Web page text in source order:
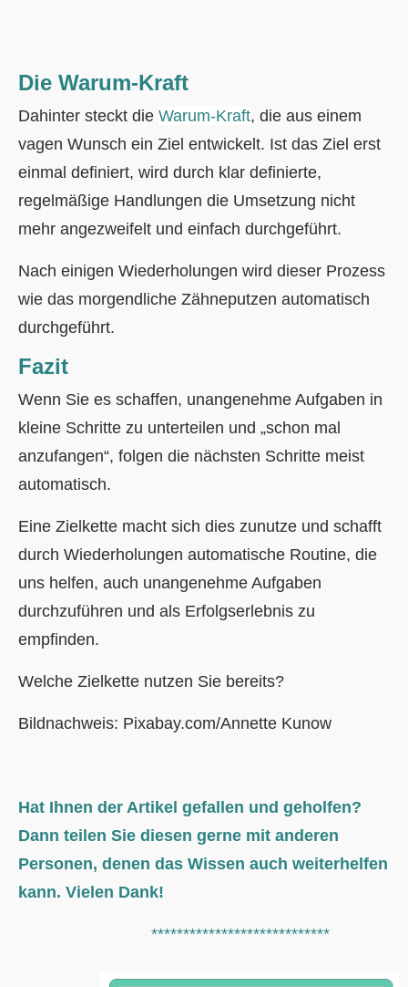
Die Warum-Kraft
Dahinter steckt die Warum-Kraft, die aus einem
vagen Wunsch ein Ziel entwickelt. Ist das Ziel erst
einmal definiert, wird durch klar definierte,
regelmäßige Handlungen die Umsetzung nicht
mehr angezweifelt und einfach durchgeführt.
Nach einigen Wiederholungen wird dieser Prozess
wie das morgendliche Zähneputzen automatisch
durchgeführt.
Fazit
Wenn Sie es schaffen, unangenehme Aufgaben in
kleine Schritte zu unterteilen und „schon mal
anzufangen“, folgen die nächsten Schritte meist
automatisch.
Eine Zielkette macht sich dies zunutze und schafft
durch Wiederholungen automatische Routine, die
uns helfen, auch unangenehme Aufgaben
durchzuführen und als Erfolgserlebnis zu
empfinden.
Welche Zielkette nutzen Sie bereits?
Bildnachweis: Pixabay.com/Annette Kunow
Hat Ihnen der Artikel gefallen und geholfen?
Dann teilen Sie diesen gerne mit anderen
Personen, denen das Wissen auch weiterhelfen
kann. Vielen Dank!
****************************